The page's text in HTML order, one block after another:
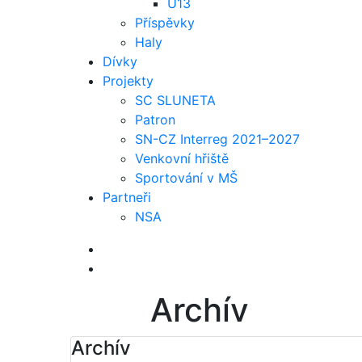
U13
Příspěvky
Haly
Dívky
Projekty
SC SLUNETA
Patron
SN-CZ Interreg 2021–2027
Venkovní hřiště
Sportování v MŠ
Partneři
NSA
Archív
Archív